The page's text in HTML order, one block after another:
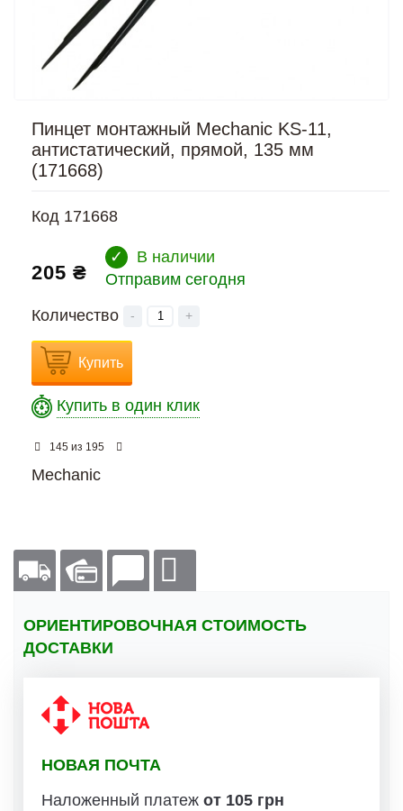
Пинцет монтажный Mechanic KS-11,
антистатический, прямой, 135 мм
(171668)
Код 171668
205 ₴
✓
В наличии
Отправим сегодня
Количество
- +
Купить
Купить в один клик
145 из 195
Mechanic
ОРИЕНТИРОВОЧНАЯ СТОИМОСТЬ
ДОСТАВКИ
НОВАЯ ПОЧТА
Наложенный платеж от 105 грн